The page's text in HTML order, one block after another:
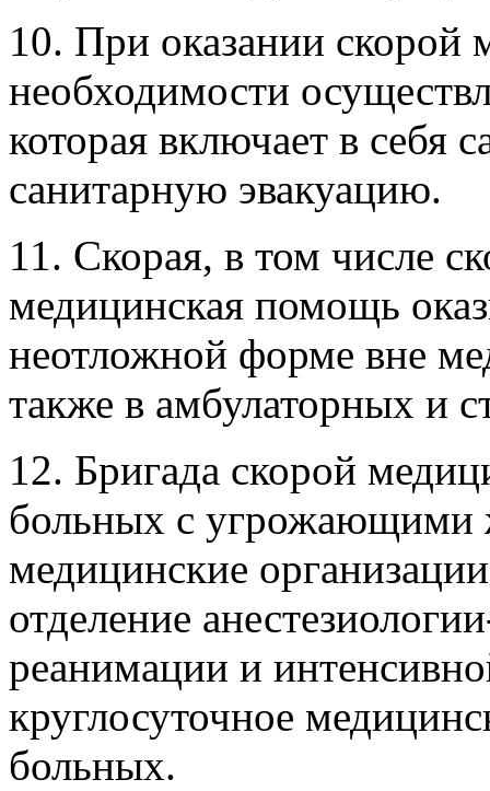
10. При оказании скорой
необходимости
которая включает в себя
санитарную эвакуацию.
11. Скорая, в том числе
медицинская помощь
неотложной форме вне
также в амбулаторных и
12. Бригада скорой
больных с угрожающими
медицинские
отделение
реанимации и
круглосуточное
больных.